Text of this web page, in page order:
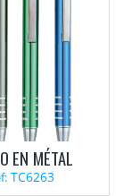
EN MÉTAL
TC6263